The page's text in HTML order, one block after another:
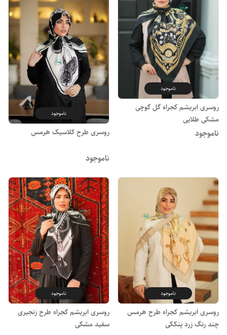
ناموجود
روسری ابریشم کجراه گل گوچی
مشکی طلایی
ناموجود
ناموجود
روسری طرح کلاسیک هرمس
ناموجود
ناموجود
روسری ابریشم کجراه طرح هرمس
چند رنگ زرد پنککی
ناموجود
روسری ابریشم کجراه طرح زنجیری
سفید مشکی